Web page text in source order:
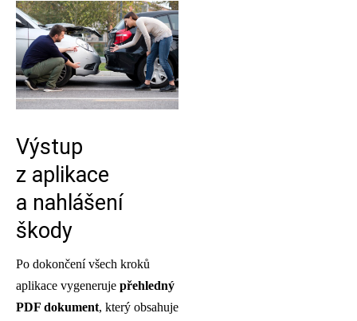
Výstup
z aplikace
a nahlášení
škody
Po dokončení všech kroků
aplikace vygeneruje přehledný
PDF dokument, který obsahuje